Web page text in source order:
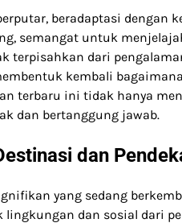
beradaptasi dengan
semangat untuk
terpisahkan dari
kembali
terbaru ini tidak hanya
dan bertanggung jawab.
dan
yang sedang
lingkungan dan sosial dari